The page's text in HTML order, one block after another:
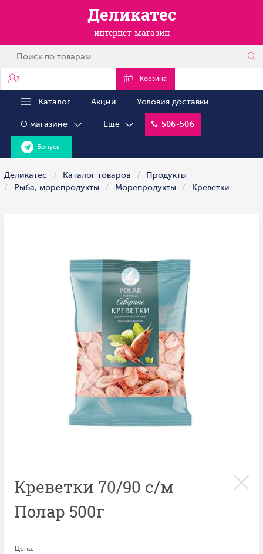
Деликатес
интернет-магазин
? Корзина
Каталог Акции Условия доставки
О магазине Ещё 506-506
Бонусы
Деликатес Каталог товаров
Продукты
Рыба, морепродукты
Морепродукты Креветки
Креветки 70/90 с/м
Полар 500г
Цена: